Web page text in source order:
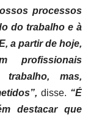
processos
do trabalho e à
a partir de hoje,
profissionais
mas,
disse. “É
destacar que